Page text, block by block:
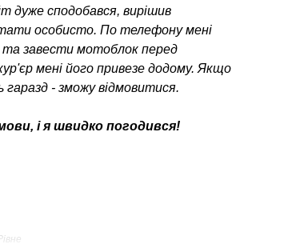
дуже сподобався, вирішив
особисто. По телефону мені
завести мотоблок перед
мені його привезе додому. Якщо
- зможу відмовитися.
і я швидко погодився!